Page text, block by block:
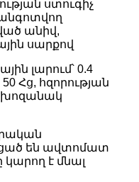
ստուգիչ
անիվ,
սարքով
լարում՝ 0.4
Հց, հզորության
են ավտոմատ
է մնալ